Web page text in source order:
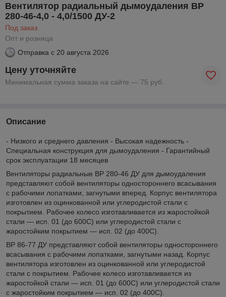
Вентилятор радиальный дымоудаления ВР
280-46-4,0 - 4,0/1500 ДУ-2
Под заказ
Опт и розница
Отправка с 20 августа 2026
Цену уточняйте
Минимальная сумма заказа на сайте — 75 руб.
Описание
- Низкого и среднего давления - Высокая надежность -
Специальная конструкция для дымоудаления - Гарантийный
срок эксплуатации 18 месяцев
Вентиляторы радиальные ВР 280-46 ДУ для дымоудаления
представляют собой вентиляторы одностороннего всасывания
с рабочими лопатками, загнутыми вперед. Корпус вентилятора
изготовлен из оцинкованной или углеродистой стали с
покрытием. Рабочее колесо изготавливается из жаростойкой
стали — исп. 01 (до 600С) или углеродистой стали с
жаростойким покрытием — исп. 02 (до 400С).
ВР 86-77 ДУ представляют собой вентиляторы одностороннего
всасывания с рабочими лопатками, загнутыми назад. Корпус
вентилятора изготовлен из оцинкованной или углеродистой
стали с покрытием. Рабочее колесо изготавливается из
жаростойкой стали — исп. 01 (до 600С) или углеродистой стали
с жаростойким покрытием — исп. 02 (до 400С).